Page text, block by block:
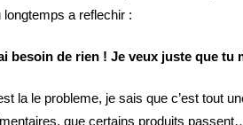
longtemps a reflechir :
besoin de rien ! Je veux juste que tu
la le probleme, je sais que c’est tout
que certains produits